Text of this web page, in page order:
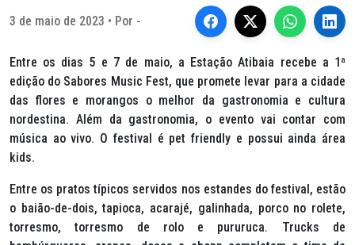
3 de maio de 2023 • Por -
Entre os dias 5 e 7 de maio, a Estação Atibaia recebe a 1ª
edição do Sabores Music Fest, que promete levar para a cidade
das flores e morangos o melhor da gastronomia e cultura
nordestina. Além da gastronomia, o evento vai contar com
música ao vivo. O festival é pet friendly e possui ainda área
kids.
Entre os pratos típicos servidos nos estandes do festival, estão
o baião-de-dois, tapioca, acarajé, galinhada, porco no rolete,
torresmo, torresmo de rolo e pururuca. Trucks de